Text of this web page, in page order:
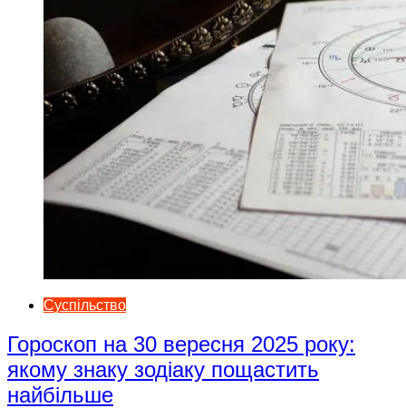
Суспільство
Гороскоп на 30 вересня 2025 року:
якому знаку зодіаку пощастить
найбільше